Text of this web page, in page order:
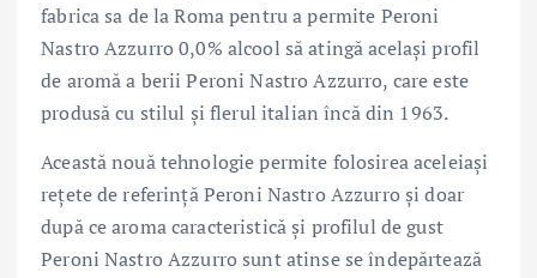
fabrica sa de la Roma pentru a permite Peroni
Nastro Azzurro 0,0% alcool să atingă același profil
de aromă a berii Peroni Nastro Azzurro, care este
produsă cu stilul și flerul italian încă din 1963.
Această nouă tehnologie permite folosirea aceleiași
rețete de referință Peroni Nastro Azzurro și doar
după ce aroma caracteristică și profilul de gust
Peroni Nastro Azzurro sunt atinse se îndepărtează